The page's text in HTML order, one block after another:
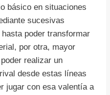
básico en situaciones
sucesivas
poder transformar
por otra, mayor
realizar un
desde estas líneas
jugar con esa valentía a